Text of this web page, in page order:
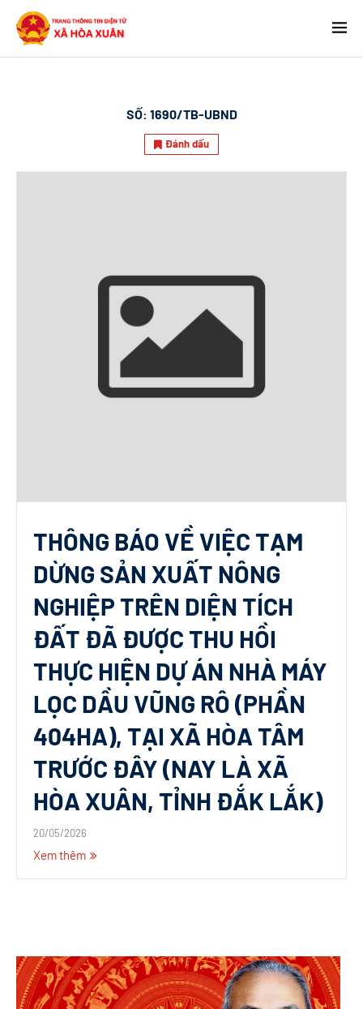
SỐ: 1690/TB-UBND
Đánh dấu
THÔNG BÁO VỀ VIỆC TẠM
DỪNG SẢN XUẤT NÔNG
NGHIỆP TRÊN DIỆN TÍCH
ĐẤT ĐÃ ĐƯỢC THU HỒI
THỰC HIỆN DỰ ÁN NHÀ MÁY
LỌC DẦU VŨNG RÔ (PHẦN
404HA), TẠI XÃ HÒA TÂM
TRƯỚC ĐÂY (NAY LÀ XÃ
HÒA XUÂN, TỈNH ĐẮK LẮK)
20/05/2026
Xem thêm